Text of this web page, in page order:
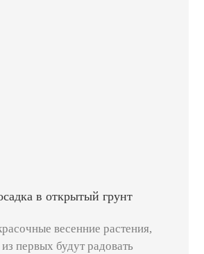
в открытый грунт
весенние растения,
первых будут радовать